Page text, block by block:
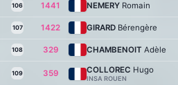
106 1441 NEMERY Romain
107 1422 GIRARD Bérengère
108 329 CHAMBENOIT Adèle
109 359 COLLOREC Hugo
INSA ROUEN